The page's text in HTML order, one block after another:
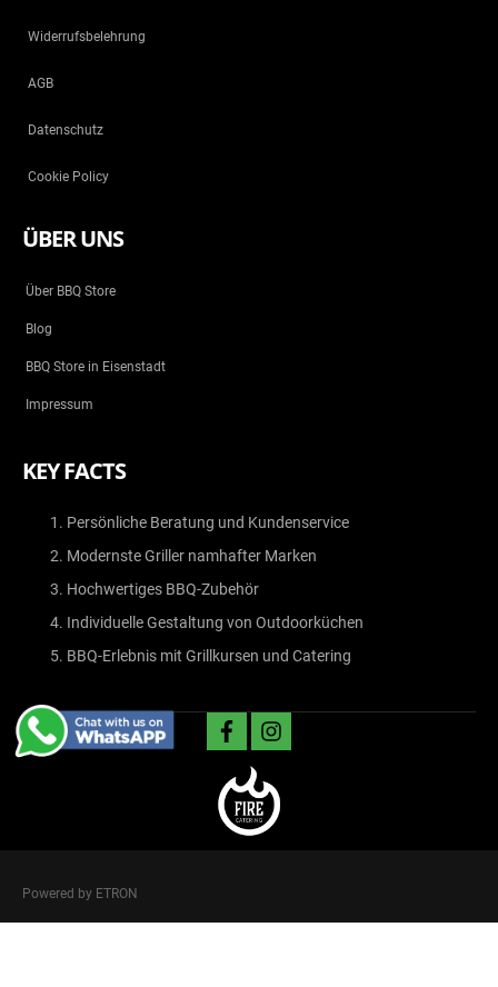
Widerrufsbelehrung
AGB
Datenschutz
Cookie Policy
ÜBER UNS
Über BBQ Store
Blog
BBQ Store in Eisenstadt
Impressum
KEY FACTS
Persönliche Beratung und Kundenservice
Modernste Griller namhafter Marken
Hochwertiges BBQ-Zubehör
Individuelle Gestaltung von Outdoorküchen
BBQ-Erlebnis mit Grillkursen und Catering
facebookinstagram
Powered by ETRON